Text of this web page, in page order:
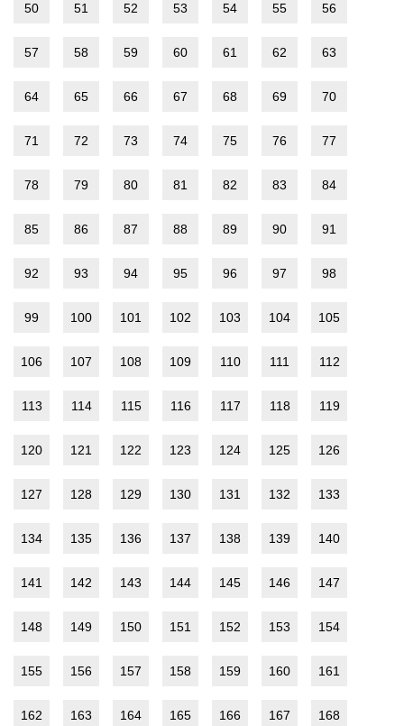
50 51 52 53 54 55 56
57 58 59 60 61 62 63
64 65 66 67 68 69 70
71 72 73 74 75 76 77
78 79 80 81 82 83 84
85 86 87 88 89 90 91
92 93 94 95 96 97 98
99 100 101 102 103 104 105
106 107 108 109 110 111 112
113 114 115 116 117 118 119
120 121 122 123 124 125 126
127 128 129 130 131 132 133
134 135 136 137 138 139 140
141 142 143 144 145 146 147
148 149 150 151 152 153 154
155 156 157 158 159 160 161
162 163 164 165 166 167 168